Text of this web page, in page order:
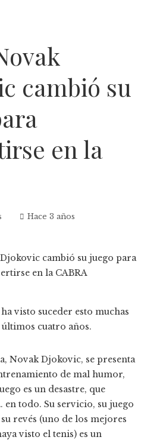
cambió su
en la
Hace 3 años
visto suceder esto muchas
cuatro años.
Novak Djokovic, se presenta
de mal humor,
es un desastre, que
en todo. Su servicio, su juego
revés (uno de los mejores
visto el tenis) es un